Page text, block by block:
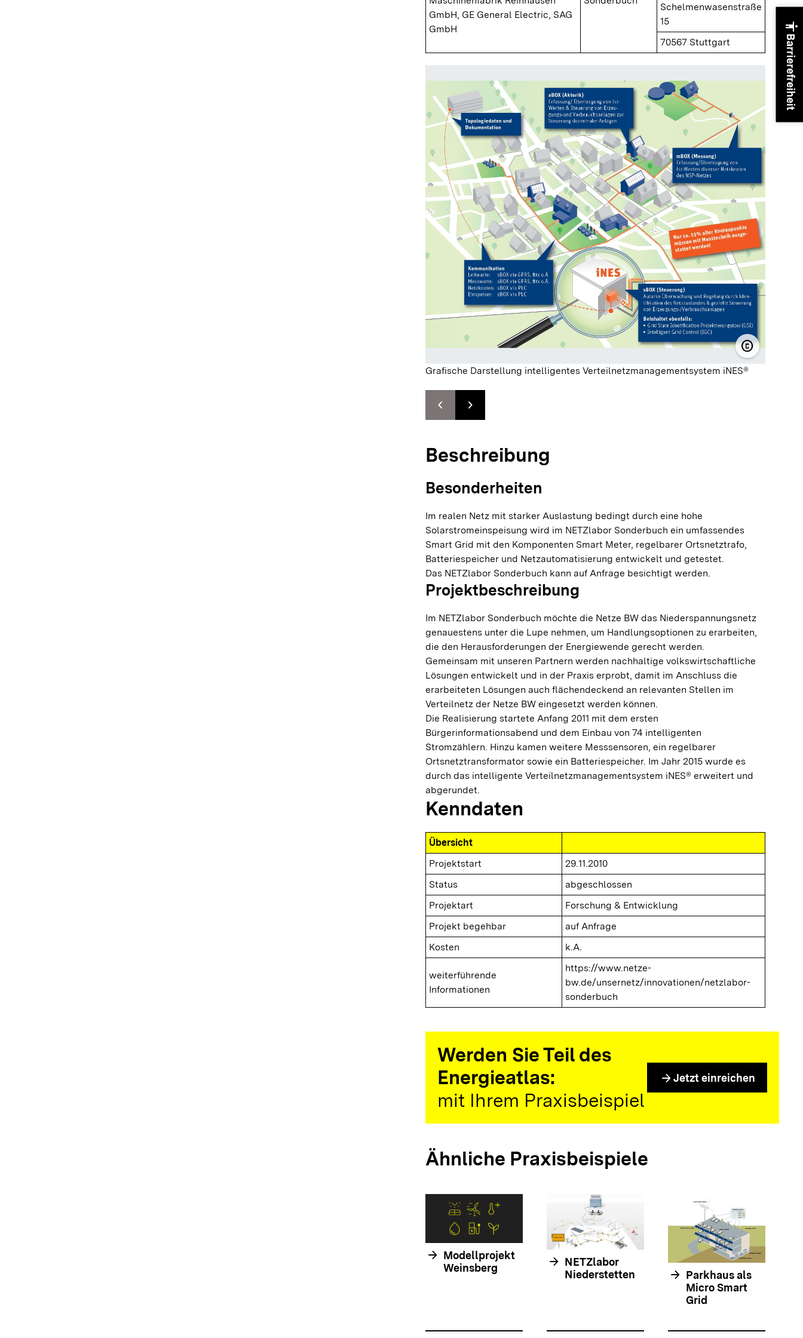
GmbH, GE General Electric, SAG
GmbH
Schelmenwasenstraße
15
70567 Stuttgart
copyright© NetzeBW
Grafische Darstellung intelligentes Verteilnetzmanagementsystem iNES®
chevron_leftZur vorhergehenden Folie springen
chevron_rightZur nächsten Folie springen
Beschreibung
Besonderheiten
Im realen Netz mit starker Auslastung bedingt durch eine hohe
Solarstromeinspeisung wird im NETZlabor Sonderbuch ein umfassendes
Smart Grid mit den Komponenten Smart Meter, regelbarer Ortsnetztrafo,
Batteriespeicher und Netzautomatisierung entwickelt und getestet.
Das NETZlabor Sonderbuch kann auf Anfrage besichtigt werden.
Projektbeschreibung
Im NETZlabor Sonderbuch möchte die Netze BW das Niederspannungsnetz
genauestens unter die Lupe nehmen, um Handlungsoptionen zu erarbeiten,
die den Herausforderungen der Energiewende gerecht werden.
Gemeinsam mit unseren Partnern werden nachhaltige volkswirtschaftliche
Lösungen entwickelt und in der Praxis erprobt, damit im Anschluss die
erarbeiteten Lösungen auch flächendeckend an relevanten Stellen im
Verteilnetz der Netze BW eingesetzt werden können.
Die Realisierung startete Anfang 2011 mit dem ersten
Bürgerinformationsabend und dem Einbau von 74 intelligenten
Stromzählern. Hinzu kamen weitere Messsensoren, ein regelbarer
Ortsnetztransformator sowie ein Batteriespeicher. Im Jahr 2015 wurde es
durch das intelligente Verteilnetzmanagementsystem iNES® erweitert und
abgerundet.
Kenndaten
Übersicht
Projektstart
29.11.2010
Status
abgeschlossen
Projektart
Forschung & Entwicklung
Projekt begehbar
auf Anfrage
Kosten
k.A.
weiterführende
Informationen
https://www.netze-
bw.de/unsernetz/innovationen/netzlabor-
sonderbuch
Werden Sie Teil des
Energieatlas:
mit Ihrem Praxisbeispiel
arrow_forward Jetzt einreichen
Ähnliche Praxisbeispiele
arrow_forward Modellprojekt
Weinsberg
arrow_forward NETZlabor
Niederstetten
arrow_forward Parkhaus als
Micro Smart
Grid
accessibility
Barrierefreiheit